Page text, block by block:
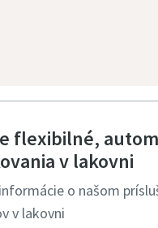
flexibilné,
v lakovni
o našom
v lakovni